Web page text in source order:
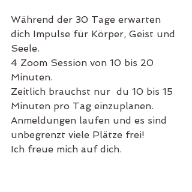
Während der 30 Tage erwarten
dich Impulse für Körper, Geist und
Seele.
4 Zoom Session von 10 bis 20
Minuten.
Zeitlich brauchst nur  du 10 bis 15
Minuten pro Tag einzuplanen.
Anmeldungen laufen und es sind
unbegrenzt viele Plätze frei!
Ich freue mich auf dich.